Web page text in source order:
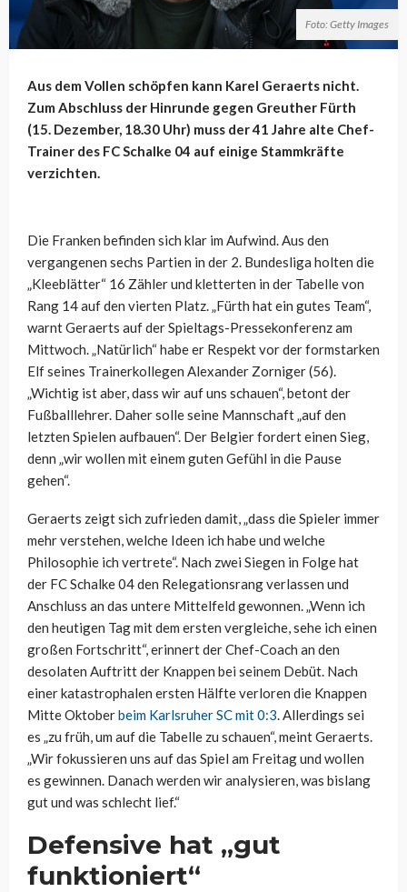
Foto: Getty Images
Aus dem Vollen schöpfen kann Karel Geraerts nicht.
Zum Abschluss der Hinrunde gegen Greuther Fürth
(15. Dezember, 18.30 Uhr) muss der 41 Jahre alte Chef-
Trainer des FC Schalke 04 auf einige Stammkräfte
verzichten.
Die Franken befinden sich klar im Aufwind. Aus den
vergangenen sechs Partien in der 2. Bundesliga holten die
„Kleeblätter“ 16 Zähler und kletterten in der Tabelle von
Rang 14 auf den vierten Platz. „Fürth hat ein gutes Team“,
warnt Geraerts auf der Spieltags-Pressekonferenz am
Mittwoch. „Natürlich“ habe er Respekt vor der formstarken
Elf seines Trainerkollegen Alexander Zorniger (56).
„Wichtig ist aber, dass wir auf uns schauen“, betont der
Fußballlehrer. Daher solle seine Mannschaft „auf den
letzten Spielen aufbauen“. Der Belgier fordert einen Sieg,
denn „wir wollen mit einem guten Gefühl in die Pause
gehen“.
Geraerts zeigt sich zufrieden damit, „dass die Spieler immer
mehr verstehen, welche Ideen ich habe und welche
Philosophie ich vertrete“. Nach zwei Siegen in Folge hat
der FC Schalke 04 den Relegationsrang verlassen und
Anschluss an das untere Mittelfeld gewonnen. „Wenn ich
den heutigen Tag mit dem ersten vergleiche, sehe ich einen
großen Fortschritt“, erinnert der Chef-Coach an den
desolaten Auftritt der Knappen bei seinem Debüt. Nach
einer katastrophalen ersten Hälfte verloren die Knappen
Mitte Oktoberbeim Karlsruher SC mit 0:3. Allerdings sei
es „zu früh, um auf die Tabelle zu schauen“, meint Geraerts.
„Wir fokussieren uns auf das Spiel am Freitag und wollen
es gewinnen. Danach werden wir analysieren, was bislang
gut und was schlecht lief.“
Defensive hat „gut
funktioniert“